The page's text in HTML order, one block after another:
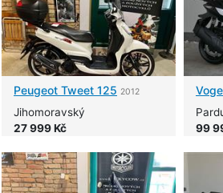
Peugeot Tweet 125 2012
Jihomoravský
27 999 Kč
Voge
99